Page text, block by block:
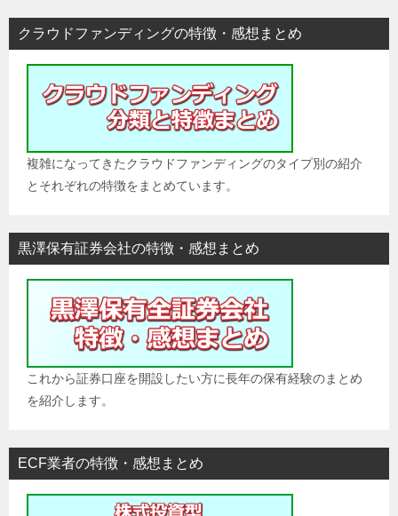
シクラウドファンディングの特徴・感想まとめ
複雑になってきたクラウドファンディングのタイプ別の紹介
とそれぞれの特徴をまとめています。
黒澤保有証券会社の特徴・感想まとめ
これから証券口座を開設したい方に長年の保有経験のまとめ
を紹介します。
ECF業者の特徴・感想まとめ